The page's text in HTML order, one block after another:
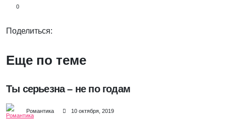
0
Поделиться:
Еще по теме
Ты серьезна – не по годам
Романтика 10 октября, 2019